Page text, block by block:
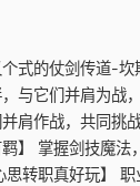
式的仗剑传道-
与它们并肩为战
肩作战，共同挑
羁】 掌握剑技魔
思转职真好玩】